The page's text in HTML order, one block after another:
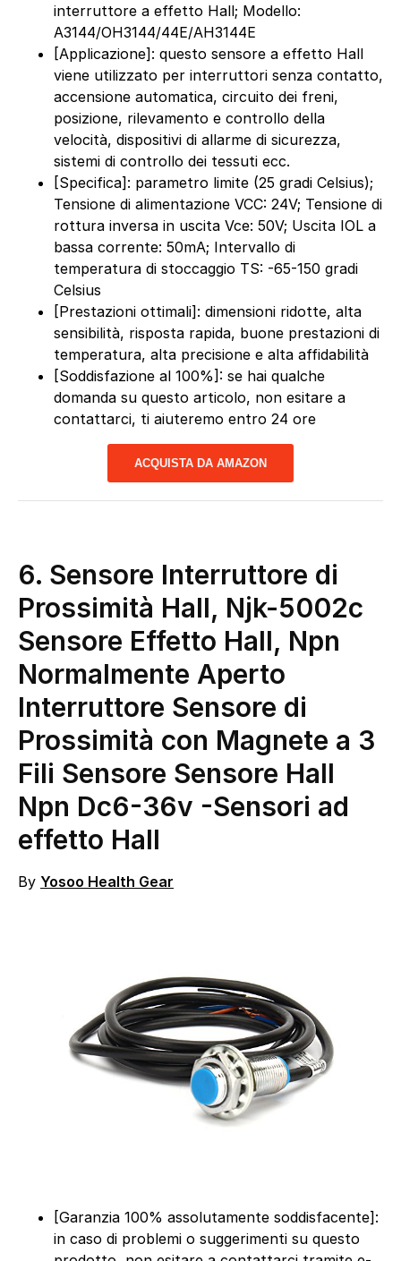
interruttore a effetto Hall; Modello:
A3144/OH3144/44E/AH3144E
[Applicazione]: questo sensore a effetto Hall
viene utilizzato per interruttori senza contatto,
accensione automatica, circuito dei freni,
posizione, rilevamento e controllo della
velocità, dispositivi di allarme di sicurezza,
sistemi di controllo dei tessuti ecc.
[Specifica]: parametro limite (25 gradi Celsius);
Tensione di alimentazione VCC: 24V; Tensione di
rottura inversa in uscita Vce: 50V; Uscita IOL a
bassa corrente: 50mA; Intervallo di
temperatura di stoccaggio TS: -65-150 gradi
Celsius
[Prestazioni ottimali]: dimensioni ridotte, alta
sensibilità, risposta rapida, buone prestazioni di
temperatura, alta precisione e alta affidabilità
[Soddisfazione al 100%]: se hai qualche
domanda su questo articolo, non esitare a
contattarci, ti aiuteremo entro 24 ore
ACQUISTA DA AMAZON
6. Sensore Interruttore di
Prossimità Hall, Njk-5002c
Sensore Effetto Hall, Npn
Normalmente Aperto
Interruttore Sensore di
Prossimità con Magnete a 3
Fili Sensore Sensore Hall
Npn Dc6-36v -Sensori ad
effetto Hall
By Yosoo Health Gear
[Garanzia 100% assolutamente soddisfacente]:
in caso di problemi o suggerimenti su questo